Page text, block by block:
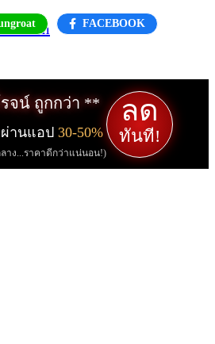
FACEBOOK
จน์ ถูกกว่า **
านแอป 30-50%
าง...ราคาดีกว่าแน่นอน!)
ลด
ทันที!